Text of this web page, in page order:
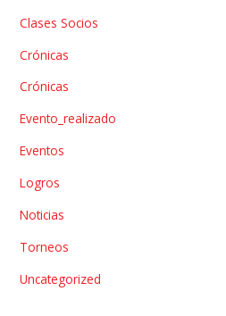
Clases Socios
Crónicas
Crónicas
Evento_realizado
Eventos
Logros
Noticias
Torneos
Uncategorized